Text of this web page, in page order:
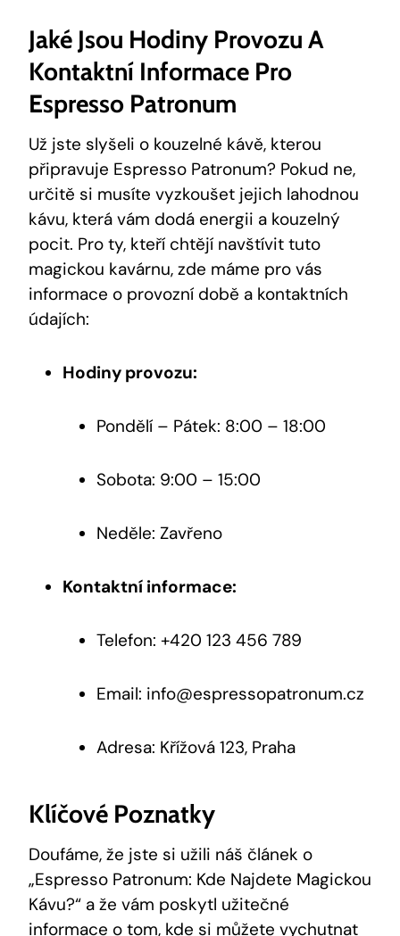
Jaké Jsou Hodiny Provozu A
Kontaktní Informace Pro
Espresso Patronum
Už jste slyšeli o kouzelné kávě, kterou
připravuje Espresso Patronum? Pokud ne,
určitě si musíte vyzkoušet jejich lahodnou
kávu, která vám dodá energii a kouzelný
pocit. Pro ty, kteří chtějí navštívit tuto
magickou kavárnu, zde máme pro vás
informace o provozní době a kontaktních
údajích:
Hodiny provozu:
Pondělí – Pátek: 8:00 – 18:00
Sobota: 9:00 – 15:00
Neděle: Zavřeno
Kontaktní informace:
Telefon: +420 123 456 789
Email: info@espressopatronum.cz
Adresa: Křížová 123, Praha
Klíčové Poznatky
Doufáme, že jste si užili náš článek o
„Espresso Patronum: Kde Najdete Magickou
Kávu?“ a že vám poskytl užitečné
informace o tom, kde si můžete vychutnat